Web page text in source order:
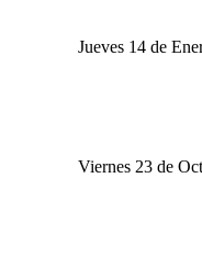
Jueves 14 de
Viernes 23 de